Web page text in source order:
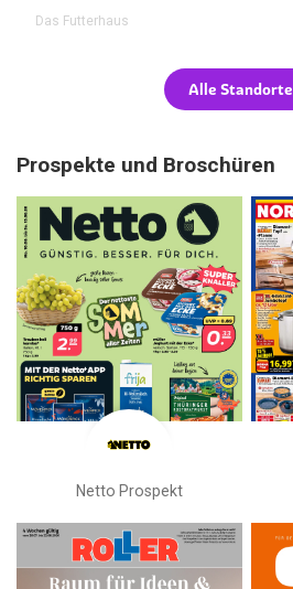
Das Futterhaus
Alle Standorte
Prospekte und Broschüren
Netto Prospekt